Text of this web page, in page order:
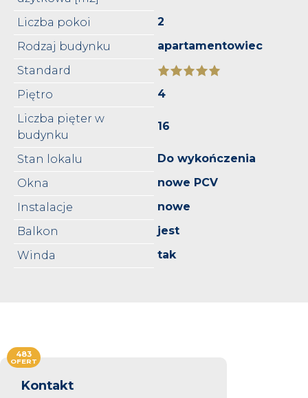
Liczba pokoi
2
Rodzaj budynku
apartamentowiec
Standard
Piętro
4
Liczba pięter w
budynku
16
Stan lokalu
Do wykończenia
Okna
nowe PCV
Instalacje
nowe
Balkon
jest
Winda
tak
Kontakt
483
OFERT